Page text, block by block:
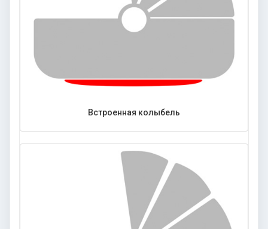
Встроенная колыбель